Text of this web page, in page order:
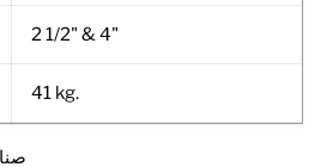
2 1/2" & 4"
41 kg.